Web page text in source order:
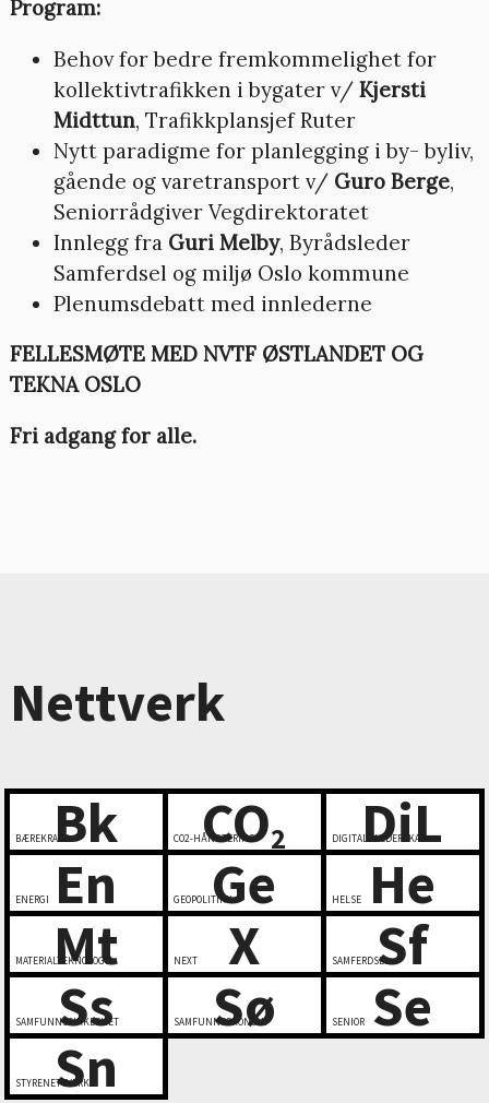
Program:
Behov for bedre fremkommelighet for
kollektivtrafikken i bygater v/ Kjersti
Midttun, Trafikkplansjef Ruter
Nytt paradigme for planlegging i by- byliv,
gående og varetransport v/ Guro Berge,
Seniorrådgiver Vegdirektoratet
Innlegg fra Guri Melby, Byrådsleder
Samferdsel og miljø Oslo kommune
Plenumsdebatt med innlederne
FELLESMØTE MED NVTF ØSTLANDET OG
TEKNA OSLO
Fri adgang for alle.
Nettverk
Bk
BÆREKRAFT CO2
CO2-HÅNDTERING DiL
DIGITALT LEDERSKAP
En
ENERGI Ge
GEOPOLITIKK He
HELSE
Mt
MATERIALTEKNOLOGI X
NEXT Sf
SAMFERDSEL
Ss
SAMFUNNSSIKKERHET Sø
SAMFUNNSØKONOMI Se
SENIOR
Sn
STYRENETTVERK